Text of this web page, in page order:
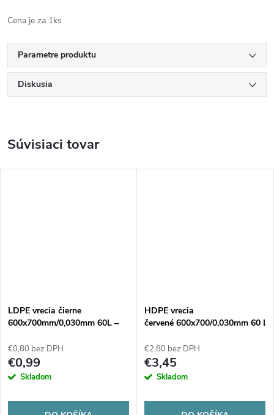
Cena je za 1ks
Parametre produktu
Diskusia
Súvisiaci tovar
LDPE vrecia čierne
600x700mm/0,030mm 60L –
€0,80 bez DPH
€0,99
Skladom
HDPE vrecia
červené 600x700/0,030mm 60 L
€2,80 bez DPH
€3,45
Skladom